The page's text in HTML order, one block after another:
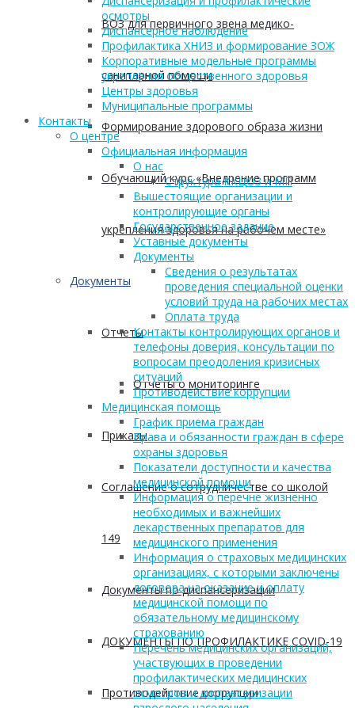
ВОЗ для первичного звена медико-
санитарной помощи
Формирование здорового образа жизни
Обучающий курс «Внедрение программ
укрепления здоровья на рабочем месте»
Документы
Отчеты
Отчеты о мониторинге
Приказы
Соглашение о сотрудничестве со школой
149
Документы по диспансеризации
ДОКУМЕНТЫ ПО ПРОФИЛАКТИКЕ COVID-19
Противодействие коррупции
осмотры
Диспансерное наблюдение
Профилактика ХНИЗ и формирование ЗОЖ
Корпоративные модельные программы
укрепления общественного здоровья
Центры здоровья
Муниципальные программы
Контакты
О центре
Официальная информация
О нас
Структура ККЦОЗ и МП
Вышестоящие организации и
контролирующие органы
Государственное задание
Уставные документы
Документы
Сведения о результатах
проведения специальной оценки
условий труда на рабочих местах
Оплата труда
Контакты контролирующих органов и
телефоны доверия, консультации по
вопросам преодоления кризисных
ситуаций
Противодействие коррупции
Медицинская помощь
График приема граждан
Права и обязанности граждан в сфере
охраны здоровья
Показатели доступности и качества
медицинской помощи
Информация о перечне жизненно
необходимых и важнейших
лекарственных препаратов для
медицинского применения
Информация о страховых медицинских
организациях, с которыми заключены
договора на оказание и оплату
медицинской помощи по
обязательному медицинскому
страхованию
Перечень медицинских организаций,
участвующих в проведении
профилактических медицинских
осмотров и диспансеризации